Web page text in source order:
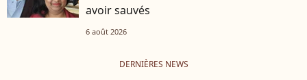
avoir sauvés
6 août 2026
DERNIÈRES NEWS